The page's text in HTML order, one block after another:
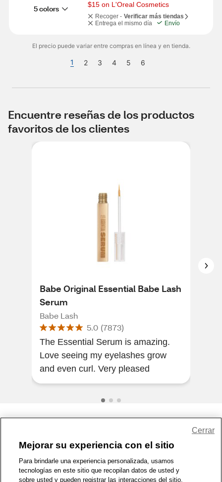
5 colors
$15 on L'Oreal Cosmetics
Recoger - Verificar más tiendas
Entrega el mismo día
Envío
El precio puede variar entre compras en línea y en tienda.
1 2 3 4 5 6
Encuentre reseñas de los productos
favoritos de los clientes
Babe Original Essential Babe Lash
Serum
Babe Lash
5.0 (7873)
The Essential Serum is amazing.
Love seeing my eyelashes grow
and even curl. Very pleased
1-800-679-9691 | Contáctenos | Términos de Uso | Accesibilidad
Política de Privacidad | WA Privacy Policy | Mapa del sitio
Mejorar su experiencia con el sitio
Para brindarle una experiencia personalizada, usamos
tecnologías en este sitio que recopilan datos de usted y
sobre usted y pueden registrar las interacciones del sitio.
Cerrar